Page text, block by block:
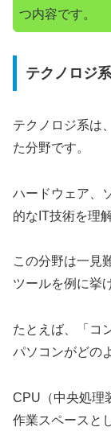
つ内容です。
テクノロジ
テクノロジ系は
た分野です。
ハードウェア、
的なIT技術を理
この分野は一見
ツールを例に挙
たとえば、「コ
パソコンがどの
CPU（中央処理
作業スペースと